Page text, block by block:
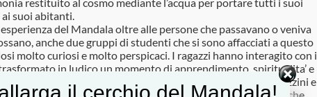
ai suoi abitanti.
del Mandala oltre alle persone che passavano o veniva
anche due gruppi di studenti che si sono affacciati a questo
molto curiosi e molto perspicaci. I ragazzi hanno interagito con i
in ludico un momento di apprendimento, spiritualita’ e
interessante per me poter rispondere alle curiosita’ dei ragazzini e
il cerchio del Mandala!